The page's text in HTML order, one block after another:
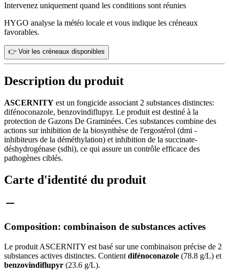
Intervenez uniquement quand les conditions sont réunies
HYGO analyse la météo locale et vous indique les créneaux
favorables.
👉 Voir les créneaux disponibles
Description du produit
ASCERNITY est un fongicide associant 2 substances distinctes:
difénoconazole, benzovindiflupyr. Le produit est destiné à la
protection de Gazons De Graminées. Ces substances combine des
actions sur inhibition de la biosynthèse de l'ergostérol (dmi -
inhibiteurs de la déméthylation) et inhibition de la succinate-
déshydrogénase (sdhi), ce qui assure un contrôle efficace des
pathogènes ciblés.
Carte d'identité du produit
Composition: combinaison de substances actives
Le produit ASCERNITY est basé sur une combinaison précise de 2
substances actives distinctes. Contient difénoconazole (78.8 g/L) et
benzovindiflupyr (23.6 g/L).